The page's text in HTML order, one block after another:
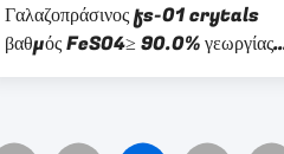
Γαλαζοπράσινος fs-01 crytals
βαθμός FeSO4≥ 90.0% γεωργίας
σιδηρούχου θειικού άλατος διαλυτός